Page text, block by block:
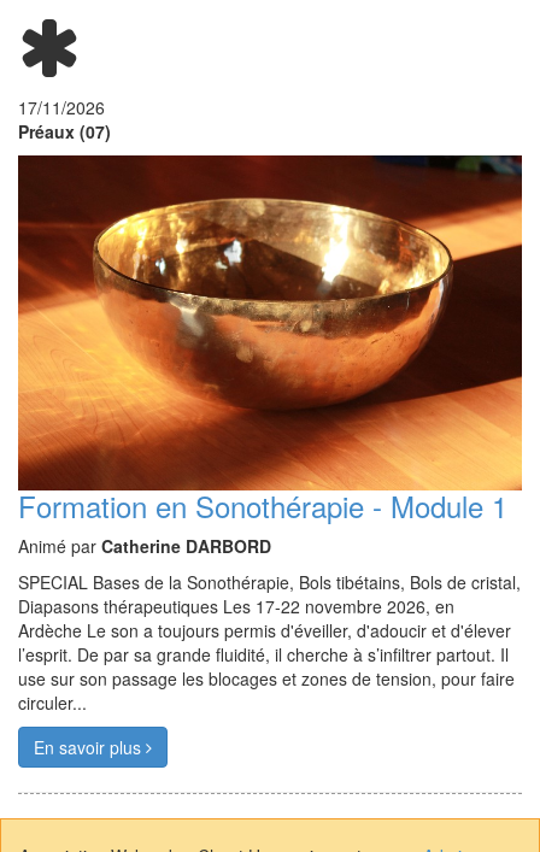
17/11/2026
Préaux (07)
Formation en Sonothérapie - Module 1
Animé par Catherine DARBORD
SPECIAL Bases de la Sonothérapie, Bols tibétains, Bols de cristal,
Diapasons thérapeutiques Les 17-22 novembre 2026, en
Ardèche Le son a toujours permis d'éveiller, d'adoucir et d'élever
l’esprit. De par sa grande fluidité, il cherche à s’infiltrer partout. Il
use sur son passage les blocages et zones de tension, pour faire
circuler...
En savoir plus